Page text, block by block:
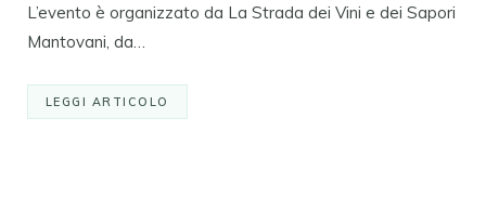
L’evento è organizzato da La Strada dei Vini e dei Sapori
Mantovani, da…
LEGGI ARTICOLO